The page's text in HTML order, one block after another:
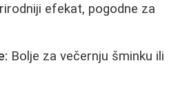
efekat, pogodne za
Bolje za večernju šminku ili